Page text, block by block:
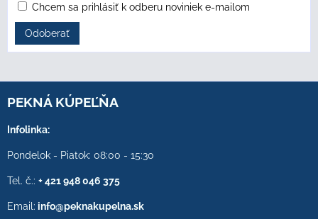
Chcem sa prihlásiť k odberu noviniek e-mailom
Odoberať
PEKNÁ KÚPEĽŇA
Infolinka:
Pondelok - Piatok: 08:00 - 15:30
Tel. č.: + 421 948 046 375
Email: info@peknakupelna.sk